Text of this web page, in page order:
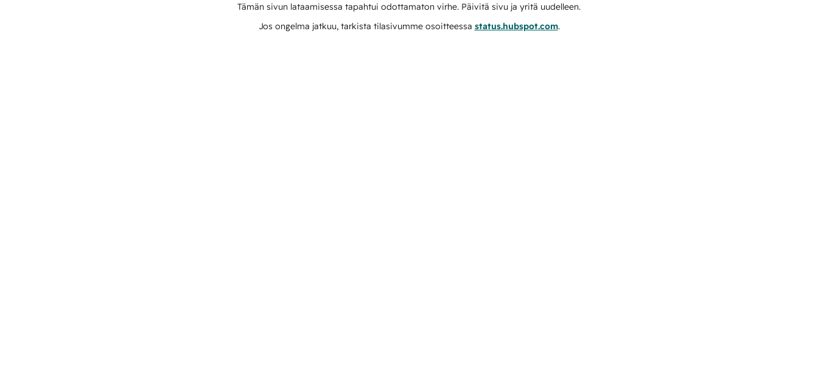
Tämän sivun lataamisessa tapahtui odottamaton virhe. Päivitä sivu ja yritä uudelleen.
Jos ongelma jatkuu, tarkista tilasivumme osoitteessa status.hubspot.com.